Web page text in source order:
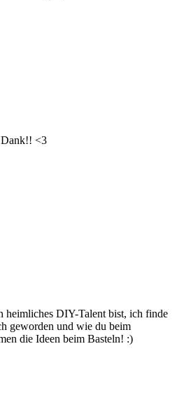
<3
heimliches DIY-Talent bist, ich finde
geworden und wie du beim
die Ideen beim Basteln! :)